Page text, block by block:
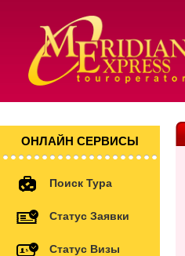
ОНЛАЙН СЕРВИСЫ
Поиск Тура
Статус Заявки
Статус Визы